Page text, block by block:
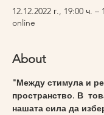
12.12.2022 г., 19:00 ч. –
online
About
"Между стимула и
пространство. В
нашата сила да